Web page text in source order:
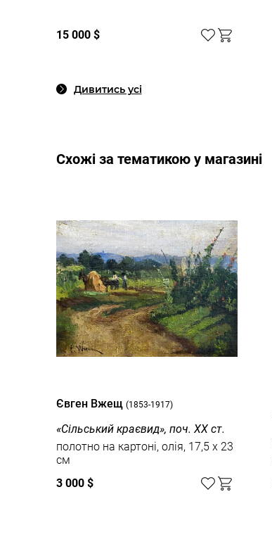
15 000 $
Дивитись усі
Cхожі за тематикою у магазині
Євген Вжещ (1853-1917)
«Сільський краєвид», поч. ХХ ст.
полотно на картоні, олія, 17,5 x 23
см
3 000 $